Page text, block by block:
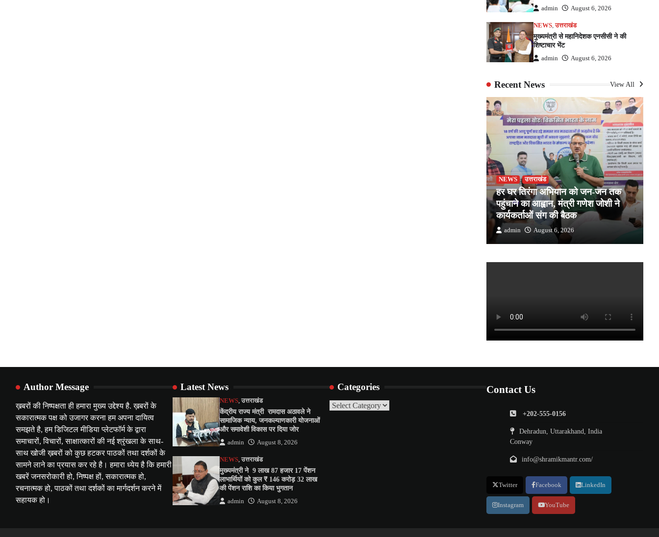
admin August 6, 2026
NEWS,उत्तराखंड
मुख्यमंत्री से महानिदेशक एनसीसी ने की
शिष्टाचार भेंट
admin August 6, 2026
Recent News View All
NEWS उत्तराखंड
हर घर तिरंगा अभियान को जन-जन तक
पहुंचाने का आह्वान, मंत्री गणेश जोशी ने
कार्यकर्ताओं संग की बैठक
admin August 6, 2026
Author Message
ख़बरों की निष्पक्षता ही हमारा मुख्य उद्देश्य है. ख़बरों के
सकारात्मक पक्ष को उजागर करना हम अपना दायित्व
समझते है, हम डिजिटल मीडिया प्लेटफॉर्म के द्वारा
समाचारों, विचारों, साक्षात्कारों की नई श्रृंखला के साथ-
साथ खोजी ख़बरों को कुछ हटकर पाठकों तथा दर्शकों के
सामने लाने का प्रयास कर रहे है। हमारा ध्येय है कि हमारी
खबरें जनसरोकारी हो, निष्पक्ष हों, सकारात्मक हो,
रचनात्मक हो, पाठकों तथा दर्शकों का मार्गदर्शन करने में
सहायक हो।
Latest News
NEWS, उत्तराखंड
केंद्रीय राज्य मंत्री रामदास अठावले ने
सामाजिक न्याय, जनकल्याणकारी योजनाओं
और समावेशी विकास पर दिया जोर
admin August 8, 2026
NEWS, उत्तराखंड
मुख्यमंत्री ने 9 लाख 87 हजार 17 पेंशन
लाभार्थियों को कुल ₹ 146 करोड़ 32 लाख
की पेंशन राशि का किया भुगतान
admin August 8, 2026
Categories
Categories
Contact Us
+202-555-0156
Dehradun, Uttarakhand, India
Conway
info@shramikmantr.com/
Twitter Facebook LinkedIn
Instagram YouTube